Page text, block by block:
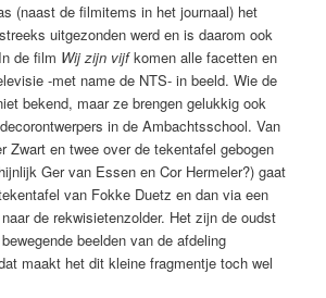
(naast de filmitems in het journaal) het
uitgezonden werd en is daarom ook
de film Wij zijn vijfkomen alle facetten en
-met name de NTS- in beeld. Wie de
bekend, maar ze brengen gelukkig ook
in de Ambachtsschool. Van
Zwart en twee over de tekentafel gebogen
Ger van Essen en Cor Hermeler?) gaat
van Fokke Duetz en dan via een
de rekwisietenzolder. Het zijn de oudst
beelden van de afdeling
maakt het dit kleine fragmentje toch wel